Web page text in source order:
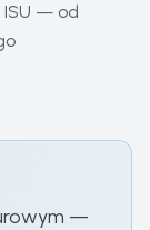
ISU — od
—